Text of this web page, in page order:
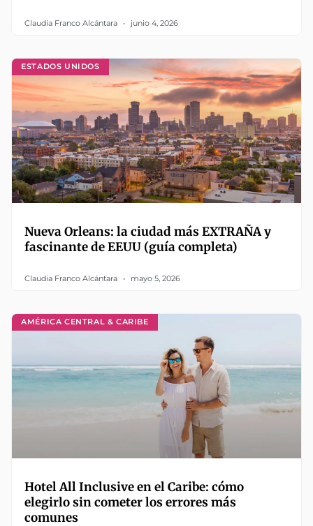
Claudia Franco Alcántara junio 4, 2026
ESTADOS UNIDOS
Nueva Orleans: la ciudad más EXTRAÑA y
fascinante de EEUU (guía completa)
Claudia Franco Alcántara mayo 5, 2026
AMÉRICA CENTRAL & CARIBE
Hotel All Inclusive en el Caribe: cómo
elegirlo sin cometer los errores más
comunes